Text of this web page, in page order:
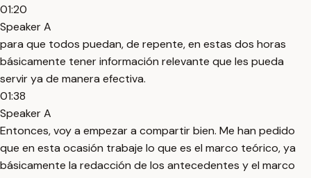
01:20
Speaker A
para que todos puedan, de repente, en estas dos horas
básicamente tener información relevante que les pueda
servir ya de manera efectiva.
01:38
Speaker A
Entonces, voy a empezar a compartir bien. Me han pedido
que en esta ocasión trabaje lo que es el marco teórico, ya
básicamente la redacción de los antecedentes y el marco